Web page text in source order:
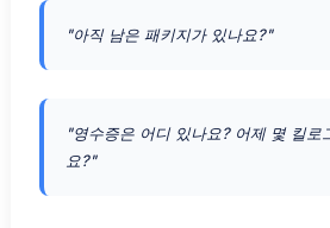
"아직 남은 패키지가 있나요?"
"영수증은 어디 있나요? 어제 몇 킬로
요?"